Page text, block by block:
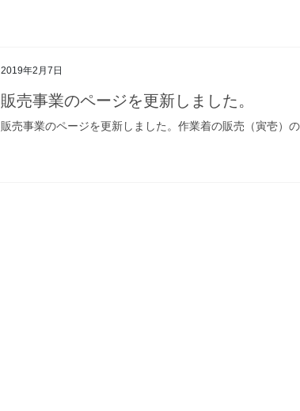
2019年2月7日
販売事業のページを更新しました。
販売事業のページを更新しました。作業着の販売（寅壱）